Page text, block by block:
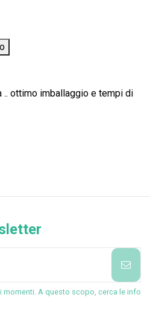
ottimo imballaggio e tempi di
momenti. A questo scopo, cerca le info